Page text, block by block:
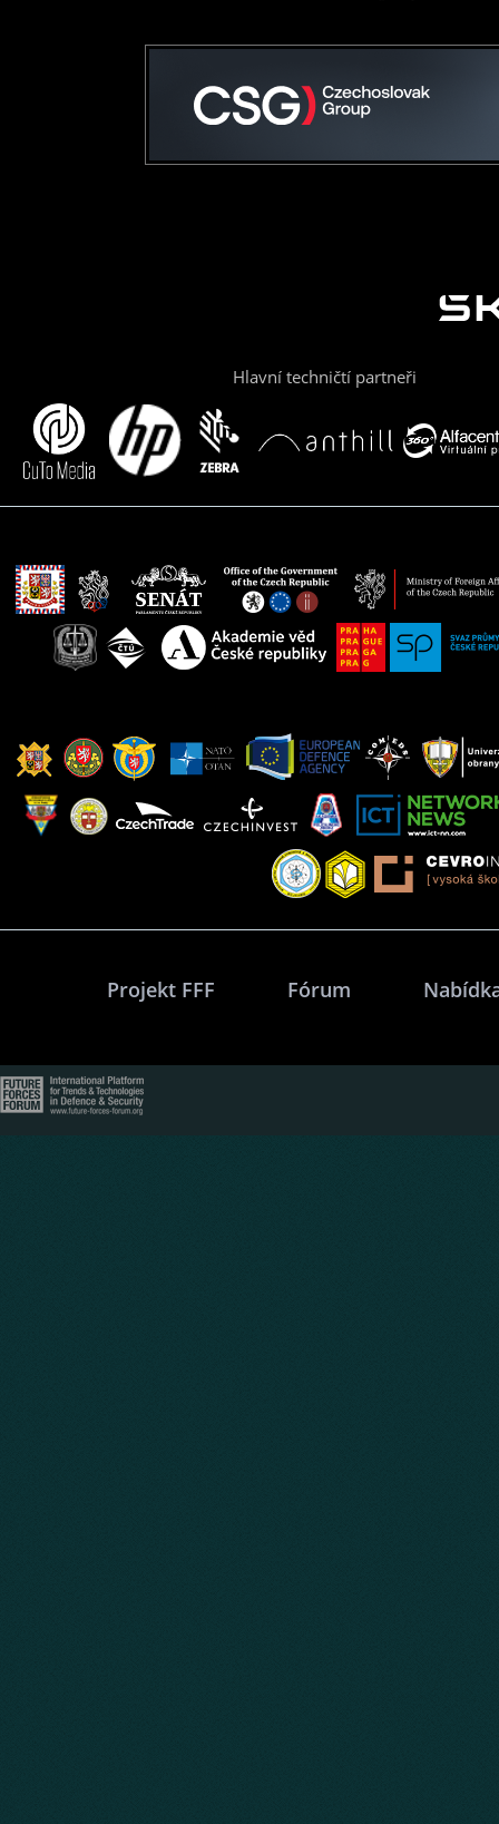
Hlavní techničtí partneři
Projekt FFF Fórum